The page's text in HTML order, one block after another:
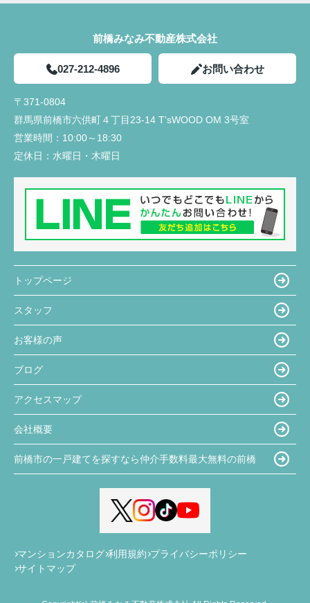
前橋みなみ不動産株式会社
027-212-4896 お問い合わせ
〒371-0804
群馬県前橋市六供町４丁目23‐14 T'sWOOD OM 3号室
営業時間： 10:00～18:30
定休日： 水曜日・木曜日
トップページ
スタッフ
お客様の声
ブログ
アクセスマップ
会社概要
前橋市の一戸建てを探すなら仲介手数料最大無料の前橋
マンションカタログ 利用規約 プライバシーポリシー
サイトマップ